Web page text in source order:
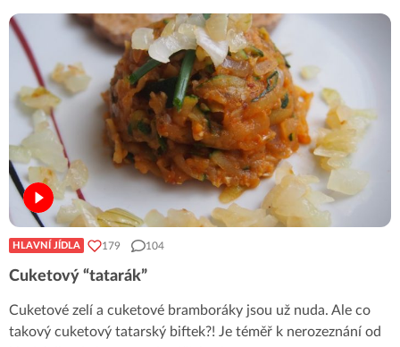
HLAVNÍ JÍDLA 179 104
Cuketový “tatarák”
Cuketové zelí a cuketové bramboráky jsou už nuda. Ale co
takový cuketový tatarský biftek?! Je téměř k nerozeznání od